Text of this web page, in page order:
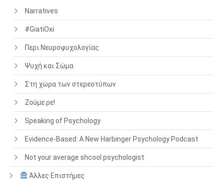
Narratives
#GiatiOxi
Περι Νευροψυχολογίας
Ψυχή και Σώμα
Στη χώρα των στερεοτύπων
Ζούμε ρε!
Speaking of Psychology
Evidence-Based: A New Harbinger Psychology Podcast
Not your average shcool psychologist
Άλλες Επιστήμες